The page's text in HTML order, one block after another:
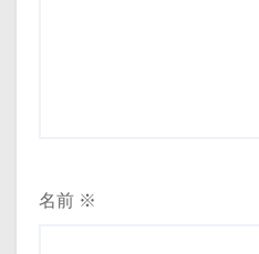
名前 ※